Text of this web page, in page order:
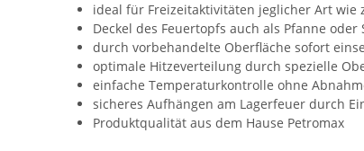
ideal für Freizeitaktivitäten jeglicher Art wie
Deckel des Feuertopfs auch als Pfanne
durch vorbehandelte Oberfläche sofort
optimale Hitzeverteilung durch spezielle
einfache Temperaturkontrolle ohne
sicheres Aufhängen am Lagerfeuer durch
Produktqualität aus dem Hause Petromax